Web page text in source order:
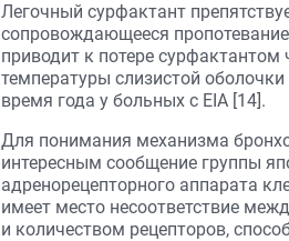
Легочный сурфактант
сопровождающееся
приводит к потере сурфактантом
температуры слизистой
время года у больных с EIA [14].
Для понимания механизма
интересным сообщение группы
адренорецепторного аппарата
имеет место несоответствие
и количеством рецепторов,